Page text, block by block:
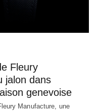
Fleury
jalon dans
genevoise
Manufacture, une